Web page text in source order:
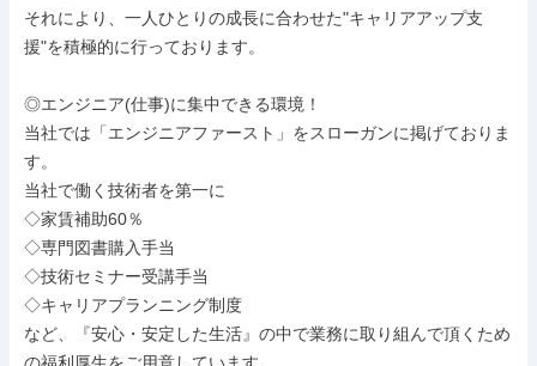
それにより、一人ひとりの成長に合わせた"キャリアアップ支
援"を積極的に行っております。
◎エンジニア(仕事)に集中できる環境！
当社では「エンジニアファースト」をスローガンに掲げておりま
す。
当社で働く技術者を第一に
◇家賃補助60％
◇専門図書購入手当
◇技術セミナー受講手当
◇キャリアプランニング制度
など、『安心・安定した生活』の中で業務に取り組んで頂くため